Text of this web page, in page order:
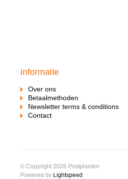
Informatie
Over ons
Betaalmethoden
Newsletter terms & conditions
Contact
© Copyright 2026 Postplanten
Powered by Lightspeed